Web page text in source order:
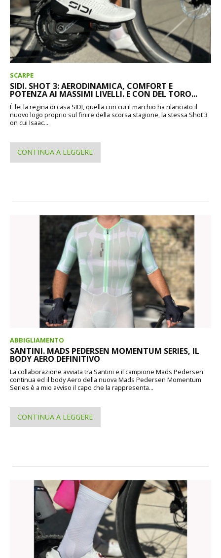
SCARPE
SIDI. SHOT 3: AERODINAMICA, COMFORT E
POTENZA AI MASSIMI LIVELLI. E CON DEL TORO...
È lei la regina di casa SIDI, quella con cui il marchio ha rilanciato il
nuovo logo proprio sul finire della scorsa stagione, la stessa Shot 3
on cui Isaac...
CONTINUA A LEGGERE
ABBIGLIAMENTO
SANTINI. MADS PEDERSEN MOMENTUM SERIES, IL
BODY AERO DEFINITIVO
La collaborazione avviata tra Santini e il campione Mads Pedersen
continua ed il body Aero della nuova Mads Pedersen Momentum
Series è a mio avviso il capo che la rappresenta...
CONTINUA A LEGGERE